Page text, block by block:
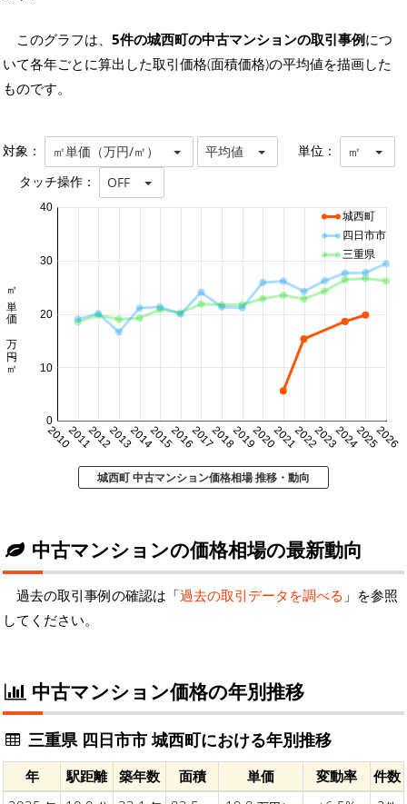
このグラフは、 5件の城西町の中古マンションの取引事例につ
いて各年ごとに算出した取引価格(面積価格)の平均値を描画した
ものです。
対象： ㎡単価（万円/㎡） 平均値 単位： ㎡
タッチ操作： OFF
20102011201220132014201520162017201820192020202120222023202420252026
0
10
20
30
40
㎡単価 万円/㎡
城西町
四日市市
三重県
城西町 中古マンション価格相場 推移・動向
中古マンションの価格相場の最新動向
過去の取引事例の確認は「過去の取引データを調べる 」を参照
してください。
中古マンション価格の年別推移
三重県 四日市市 城西町における年別推移
年 駅距離 築年数 面積 単価 変動率
件数